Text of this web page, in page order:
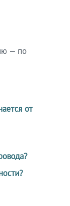
— по
от